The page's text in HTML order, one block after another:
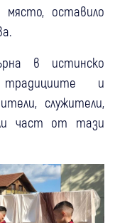
оставило
в истинско
и
служители,
част от тази